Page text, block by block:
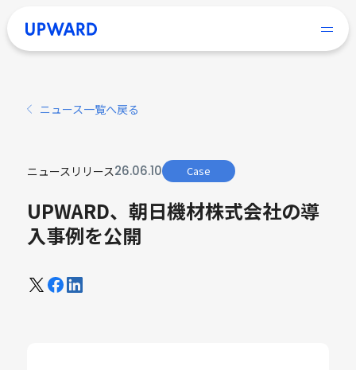
ニュース一覧へ戻る
ニュースリリース26.06.10 Case
UPWARD、朝日機材株式会社の導
入事例を公開